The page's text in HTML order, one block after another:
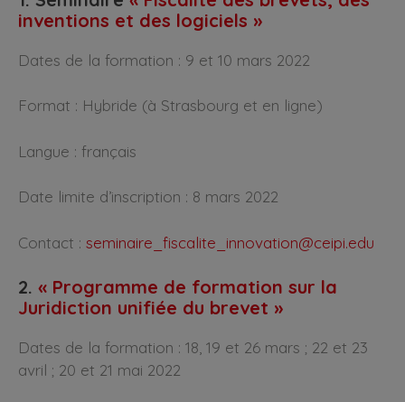
inventions et des logiciels »
Dates de la formation : 9 et 10 mars 2022
Format : Hybride (à Strasbourg et en ligne)
Langue : français
Date limite d’inscription : 8 mars 2022
Contact : seminaire_fiscalite_innovation@ceipi.edu
2. « Programme de formation sur la
Juridiction unifiée du brevet »
Dates de la formation : 18, 19 et 26 mars ; 22 et 23
avril ; 20 et 21 mai 2022